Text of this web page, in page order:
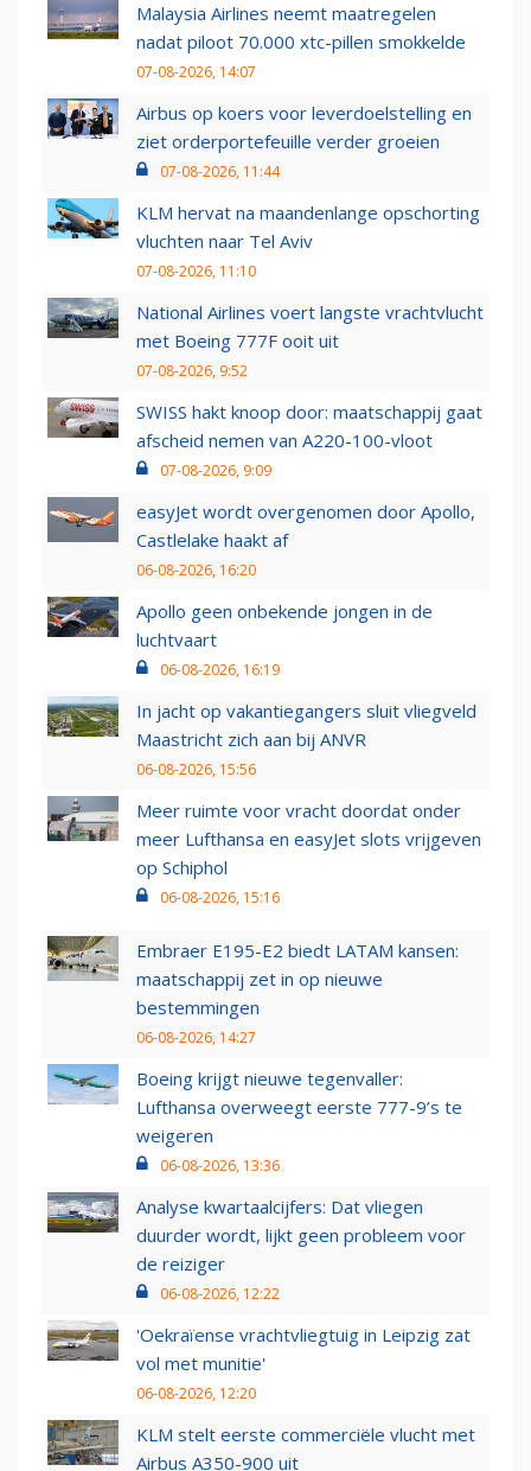
Malaysia Airlines neemt maatregelen
nadat piloot 70.000 xtc-pillen smokkelde
07-08-2026, 14:07
Airbus op koers voor leverdoelstelling en
ziet orderportefeuille verder groeien
07-08-2026, 11:44
KLM hervat na maandenlange opschorting
vluchten naar Tel Aviv
07-08-2026, 11:10
National Airlines voert langste vrachtvlucht
met Boeing 777F ooit uit
07-08-2026, 9:52
SWISS hakt knoop door: maatschappij gaat
afscheid nemen van A220-100-vloot
07-08-2026, 9:09
easyJet wordt overgenomen door Apollo,
Castlelake haakt af
06-08-2026, 16:20
Apollo geen onbekende jongen in de
luchtvaart
06-08-2026, 16:19
In jacht op vakantiegangers sluit vliegveld
Maastricht zich aan bij ANVR
06-08-2026, 15:56
Meer ruimte voor vracht doordat onder
meer Lufthansa en easyJet slots vrijgeven
op Schiphol
06-08-2026, 15:16
Embraer E195-E2 biedt LATAM kansen:
maatschappij zet in op nieuwe
bestemmingen
06-08-2026, 14:27
Boeing krijgt nieuwe tegenvaller:
Lufthansa overweegt eerste 777-9’s te
weigeren
06-08-2026, 13:36
Analyse kwartaalcijfers: Dat vliegen
duurder wordt, lijkt geen probleem voor
de reiziger
06-08-2026, 12:22
'Oekraïense vrachtvliegtuig in Leipzig zat
vol met munitie'
06-08-2026, 12:20
KLM stelt eerste commerciële vlucht met
Airbus A350-900 uit